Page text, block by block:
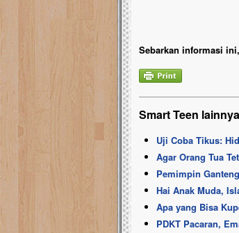
Sebarkan informasi
Smart Teen
Uji Coba Tikus:
Agar Orang Tua
Pemimpin
Hai Anak Muda,
Apa yang Bisa
PDKT Pacaran,